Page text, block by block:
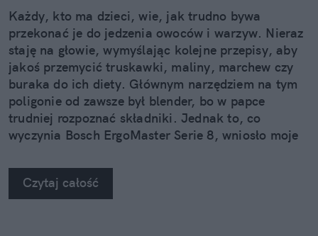
Każdy, kto ma dzieci, wie, jak trudno bywa
przekonać je do jedzenia owoców i warzyw. Nieraz
staję na głowie, wymyślając kolejne przepisy, aby
jakoś przemycić truskawki, maliny, marchew czy
buraka do ich diety. Głównym narzędziem na tym
poligonie od zawsze był blender, bo w papce
trudniej rozpoznać składniki. Jednak to, co
wyczynia Bosch ErgoMaster Serie 8, wniosło moje
Czytaj całość